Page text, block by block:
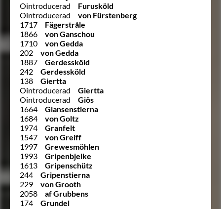
Ointroducerad
Furusköld
Ointroducerad
von Fürstenberg
1717
Fägerstråle
1866
von Ganschou
1710
von Gedda
202
von Gedda
1887
Gerdessköld
242
Gerdessköld
138
Giertta
Ointroducerad
Giertta
Ointroducerad
Giös
1664
Glansenstierna
1684
von Goltz
1974
Granfelt
1547
von Greiff
1997
Grewesmöhlen
1993
Gripenbjelke
1613
Gripenschütz
244
Gripenstierna
229
von Grooth
2058
af Grubbens
174
Grundel